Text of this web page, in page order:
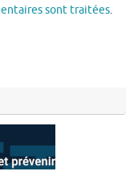
sont traitées.